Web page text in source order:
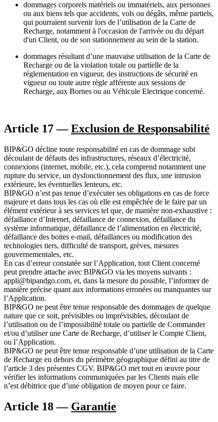
dommages corporels matériels ou immatériels, aux personnes
ou aux biens tels que accidents, vols ou dégâts, même partiels,
qui pourraient survenir lors de l’utilisation de la Carte de
Recharge, notamment à l'occasion de l'arrivée ou du départ
d'un Client, ou de son stationnement au sein de la station.
dommages résultant d’une mauvaise utilisation de la Carte de
Recharge ou de la violation totale ou partielle de la
réglementation en vigueur, des instructions de sécurité en
vigueur ou toute autre règle afférente aux sessions de
Recharge, aux Bornes ou au Véhicule Electrique concerné.
Article 17 —Exclusion de Responsabilité
BIP&GO décline toute responsabilité en cas de dommage subi
découlant de défauts des infrastructures, réseaux d’électricité,
connexions (internet, mobile, etc.), cela comprend notamment une
rupture du service, un dysfonctionnement des flux, une intrusion
extérieure, les éventuelles lenteurs, etc.
BIP&GO n’est pas tenue d’exécuter ses obligations en cas de force
majeure et dans tous les cas où elle est empêchée de le faire par un
élément extérieur à ses services tel que, de manière non-exhaustive :
défaillance d’Internet, défaillance de connexion, défaillance du
système informatique, défaillance de l’alimentation en électricité,
défaillance des boites e-mail, défaillances ou modification des
technologies tiers, difficulté de transport, grèves, mesures
gouvernementales, etc.
En cas d’erreur constatée sur l’Application, tout Client concerné
peut prendre attache avec BIP&GO via les moyens suivants :
appli@bipandgo.com, et, dans la mesure du possible, l’informer de
manière précise quant aux informations erronées ou manquantes sur
l’Application.
BIP&GO ne peut être tenue responsable des dommages de quelque
nature que ce soit, prévisibles ou imprévisibles, découlant de
l’utilisation ou de l’impossibilité totale ou partielle de Commander
et/ou d’utiliser une Carte de Recharge, d’utiliser le Compte Client,
ou l’Application.
BIP&GO ne peut être tenue responsable d’une utilisation de la Carte
de Recharge en dehors du périmètre géographique défini au titre de
l’article 3 des présentes CGV. BIP&GO met tout en œuvre pour
vérifier les informations communiquées par les Clients mais elle
n’est débitrice que d’une obligation de moyen pour ce faire.
Article 18 — Garantie